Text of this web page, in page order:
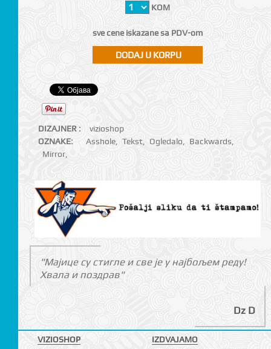
KOM
sve cene iskazane sa PDV-om
DIZAJNER :
vizioshop
OZNAKE:
Asshole, Tekst, Ogledalo, Backwards,
Mirror,
"Мајице су стигле и све је у најбољем реду!
Хвала и поздрав"
Dz D
VIZIOSHOP
IZDVAJAMO